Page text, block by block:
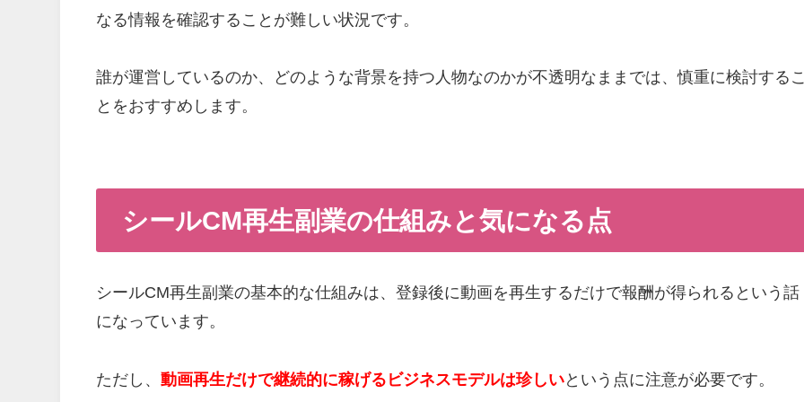
なる情報を確認することが難しい状況です。
誰が運営しているのか、どのような背景を持つ人物なのかが不透明なままでは、慎重に検討する
とをおすすめします。
シールCM再生副業の仕組みと気になる点
シールCM再生副業の基本的な仕組みは、登録後に動画を再生するだけで報酬が得られるという話
になっています。
ただし、動画再生だけで継続的に稼げるビジネスモデルは珍しいという点に注意が必要です。